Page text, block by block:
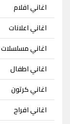
اغاني افلام
اغاني اعلانات
اغاني مسلسلات
اغاني اطفال
اغاني كرتون
اغاني افراح